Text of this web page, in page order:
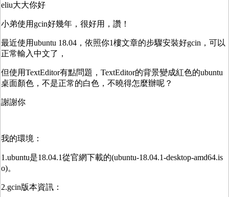
eliu大大你好
小弟使用gcin好幾年，很好用，讚！
最近使用ubuntu 18.04，依照你1樓文章的步驟安裝好gcin，可以
正常輸入中文了，
但使用TextEditor有點問題，TextEditor的背景變成紅色的ubuntu
桌面顏色，不是正常的白色，不曉得怎麼辦呢？
謝謝你
我的環境：
1.ubuntu是18.04.1從官網下載的(ubuntu-18.04.1-desktop-amd64.is
o)。
2.gcin版本資訊：